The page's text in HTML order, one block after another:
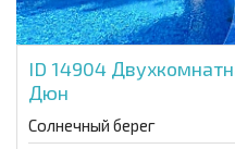
ID 14904
Дюн
Солнечный берег